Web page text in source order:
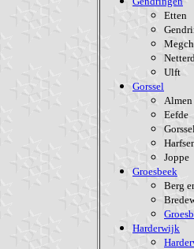
Etten
Ulft
Gorssel
Almen
Eefde
Joppe
Groesbeek
Berg
Harderwijk